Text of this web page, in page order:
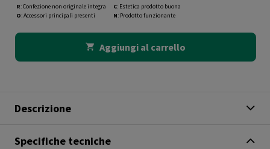
R: Confezione non originale integra
O: Accessori principali presenti
C: Estetica prodotto buona
N: Prodotto funzionante
Aggiungi al carrello
Descrizione
Specifiche tecniche